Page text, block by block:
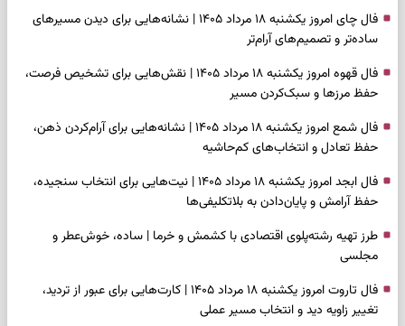
فال چای امروز یکشنبه ۱۸ مرداد ۱۴۰۵ | نشانه‌هایی برای دیدن مسیرهای
ساده‌تر و تصمیم‌های آرام‌تر
فال قهوه امروز یکشنبه ۱۸ مرداد ۱۴۰۵ | نقش‌هایی برای تشخیص فرصت،
حفظ مرزها و سبک‌کردن مسیر
فال شمع امروز یکشنبه ۱۸ مرداد ۱۴۰۵ | نشانه‌هایی برای آرام‌کردن ذهن،
حفظ تعادل و انتخاب‌های کم‌حاشیه
فال ابجد امروز یکشنبه ۱۸ مرداد ۱۴۰۵ | نیت‌هایی برای انتخاب سنجیده،
حفظ آرامش و پایان‌دادن به بلاتکلیفی‌ها
طرز تهیه رشته‌پلوی اقتصادی با کشمش و خرما | ساده، خوش‌عطر و
مجلسی
فال تاروت امروز یکشنبه ۱۸ مرداد ۱۴۰۵ | کارت‌هایی برای عبور از تردید،
تغییر زاویه دید و انتخاب مسیر عملی